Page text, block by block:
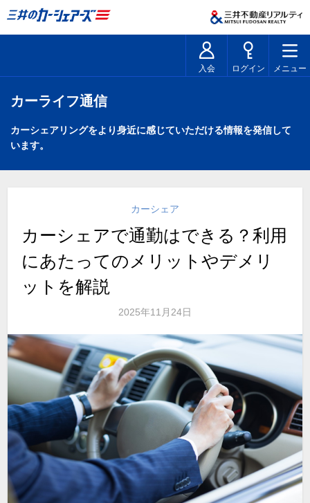
入会 ログイン メニュー
カーライフ通信
カーシェアリングをより身近に感じていただける情報を発信して
います。
カーシェア
カーシェアで通勤はできる？利用
にあたってのメリットやデメリ
ットを解説
2025年11月24日